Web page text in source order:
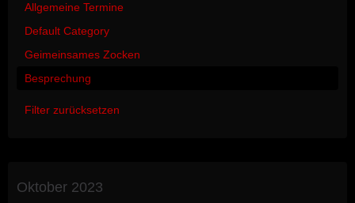
Allgemeine Termine
Default Category
Geimeinsames Zocken
Besprechung
Filter zurücksetzen
Oktober 2023